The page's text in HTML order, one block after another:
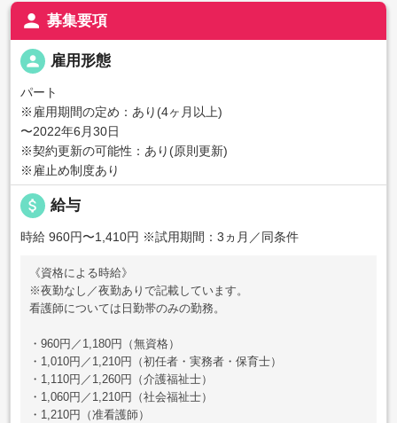
person 募集要項
person 雇用形態
パート
※雇用期間の定め：あり(4ヶ月以上)
〜2022年6月30日
※契約更新の可能性：あり(原則更新)
※雇止め制度あり
attach_money 給与
時給 960円〜1,410円 ※試用期間：3ヵ月／同条件
《資格による時給》
※夜勤なし／夜勤ありで記載しています。
看護師については日勤帯のみの勤務。
・960円／1,180円（無資格）
・1,010円／1,210円（初任者・実務者・保育士）
・1,110円／1,260円（介護福祉士）
・1,060円／1,210円（社会福祉士）
・1,210円（准看護師）